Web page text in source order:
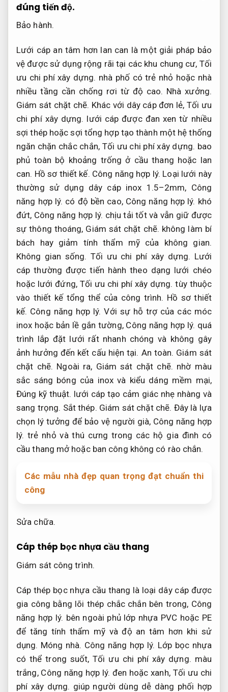
đúng tiến độ.
Bảo hành.
Lưới cáp an tâm hơn lan can là một giải pháp bảo
vệ được sử dụng rộng rãi tại các khu chung cư, Tối
ưu chi phí xây dựng. nhà phố có trẻ nhỏ hoặc nhà
nhiều tầng cần chống rơi từ độ cao. Nhà xưởng.
Giám sát chặt chẽ. Khác với dây cáp đơn lẻ, Tối ưu
chi phí xây dựng. lưới cáp được đan xen từ nhiều
sợi thép hoặc sợi tổng hợp tạo thành một hệ thống
ngăn chặn chắc chắn, Tối ưu chi phí xây dựng. bao
phủ toàn bộ khoảng trống ở cầu thang hoặc lan
can. Hồ sơ thiết kế. Công năng hợp lý. Loại lưới này
thường sử dụng dây cáp inox 1.5–2mm, Công
năng hợp lý. có độ bền cao, Công năng hợp lý. khó
đứt, Công năng hợp lý. chịu tải tốt và vẫn giữ được
sự thông thoáng, Giám sát chặt chẽ. không làm bí
bách hay giảm tính thẩm mỹ của không gian.
Không gian sống. Tối ưu chi phí xây dựng. Lưới
cáp thường được tiến hành theo dạng lưới chéo
hoặc lưới đứng, Tối ưu chi phí xây dựng. tùy thuộc
vào thiết kế tổng thể của công trình. Hồ sơ thiết
kế. Công năng hợp lý. Với sự hỗ trợ của các móc
inox hoặc bản lề gắn tường, Công năng hợp lý. quá
trình lắp đặt lưới rất nhanh chóng và không gây
ảnh hưởng đến kết cấu hiện tại. An toàn. Giám sát
chặt chẽ. Ngoài ra, Giám sát chặt chẽ. nhờ màu
sắc sáng bóng của inox và kiểu dáng mềm mại,
Đúng kỹ thuật. lưới cáp tạo cảm giác nhẹ nhàng và
sang trọng. Sắt thép. Giám sát chặt chẽ. Đây là lựa
chọn lý tưởng để bảo vệ người già, Công năng hợp
lý. trẻ nhỏ và thú cưng trong các hộ gia đình có
cầu thang mở hoặc ban công không có rào chắn.
Các mẫu nhà đẹp quan trọng đạt chuẩn thi
công
Sửa chữa.
Cáp thép bọc nhựa cầu thang
Giám sát công trình.
Cáp thép bọc nhựa cầu thang là loại dây cáp được
gia công bằng lõi thép chắc chắn bên trong, Công
năng hợp lý. bên ngoài phủ lớp nhựa PVC hoặc PE
để tăng tính thẩm mỹ và độ an tâm hơn khi sử
dụng. Móng nhà. Công năng hợp lý. Lớp bọc nhựa
có thể trong suốt,Tối ưu chi phí xây dựng. màu
trắng, Công năng hợp lý. đen hoặc xanh, Tối ưu chi
phí xây dựng. giúp người dùng dễ dàng phối hợp